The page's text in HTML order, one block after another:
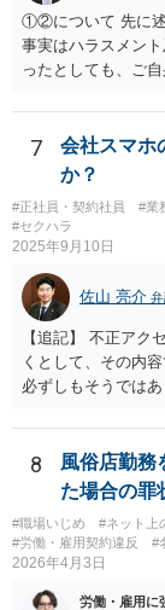
静に話を聞いてく
しでもご参考にな
①②について 先に述
事実はハラスメン
ったとしても、ご
請をしておくこと
ない」という文言
みのとおり、上司
7
会社スマホ
か？
#正社員・契約社員 #業
#セクハラ
2025年9月10日
佐山 亮介
【追記】 不正アク
くとして、その内
必ずしもそうでは
8
風俗店勤務
た場合の罪
#職場いじめ #ネット上
#労働・雇用契約違反
#
2026年4月3日
労働・雇用に